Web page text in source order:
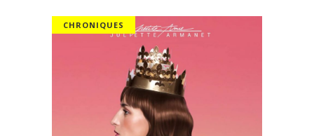
CHRONIQUES